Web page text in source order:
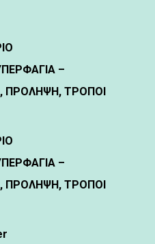
–
ΠΡΟΛΗΨΗ, ΤΡΟΠΟΙ
–
ΠΡΟΛΗΨΗ, ΤΡΟΠΟΙ